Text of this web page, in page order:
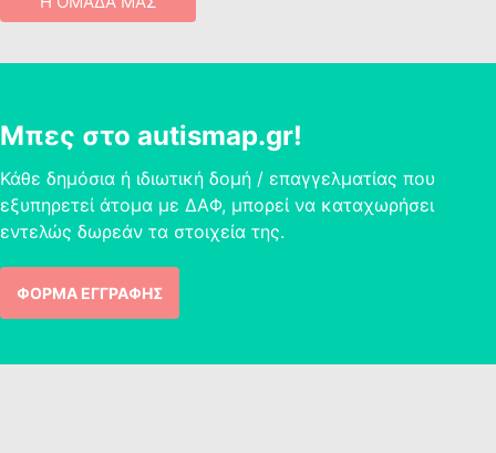
Μπες στο autismap.gr!
Κάθε δημόσια ή ιδιωτική δομή / επαγγελματίας που
εξυπηρετεί άτομα με ΔΑΦ, μπορεί να καταχωρήσει
εντελώς δωρεάν τα στοιχεία της.
ΦΟΡΜΑ ΕΓΓΡΑΦΗΣ